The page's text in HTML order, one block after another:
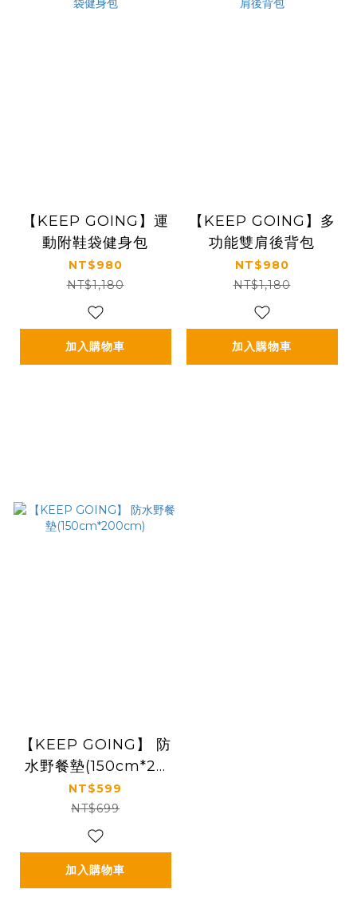
【KEEP GOING】運
動附鞋袋健身包
NT$980
NT$1,180
加入購物車
【KEEP GOING】多
功能雙肩後背包
NT$980
NT$1,180
加入購物車
【KEEP GOING】 防
水野餐墊(150cm*20
0cm)
NT$599
NT$699
加入購物車